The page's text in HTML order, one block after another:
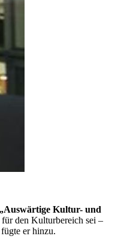
Kultur- und
für den Kulturbereich sei –
er hinzu.